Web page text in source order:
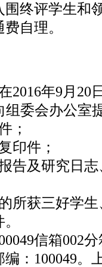
终评学生和
自理。
年9月20
组委会办公室
；
件；
及研究日志
获三好学生
信箱002分
：100049。